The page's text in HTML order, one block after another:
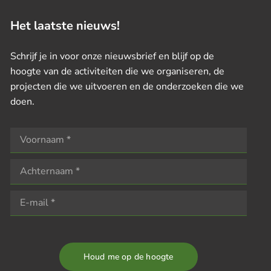
Het laatste nieuws!
Schrijf je in voor onze nieuwsbrief en blijf op de
hoogte van de activiteiten die we organiseren, de
projecten die we uitvoeren en de onderzoeken die we
doen.
Houd me op de hoogte